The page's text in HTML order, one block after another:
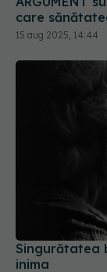
care
15 aug 2025, 14:44
Singurătatea
inima